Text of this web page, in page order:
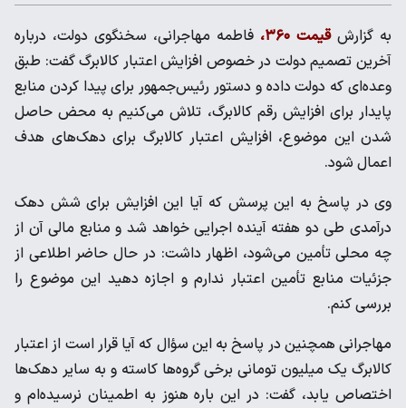
به گزارش قیمت ۳۶۰،
فاطمه مهاجرانی، سخنگوی دولت، درباره
آخرین تصمیم دولت در خصوص افزایش اعتبار کالابرگ گفت: طبق
وعده‌ای که دولت داده و دستور رئیس‌جمهور برای پیدا کردن منابع
پایدار برای افزایش رقم کالابرگ، تلاش می‌کنیم به محض حاصل
شدن این موضوع، افزایش اعتبار کالابرگ برای دهک‌های هدف
اعمال شود.
وی در پاسخ به این پرسش که آیا این افزایش برای شش دهک
درآمدی طی دو هفته آینده اجرایی خواهد شد و منابع مالی آن از
چه محلی تأمین می‌شود، اظهار داشت: در حال حاضر اطلاعی از
جزئیات منابع تأمین اعتبار ندارم و اجازه دهید این موضوع را
بررسی کنم.
مهاجرانی همچنین در پاسخ به این سؤال که آیا قرار است از اعتبار
کالابرگ یک میلیون تومانی برخی گروه‌ها کاسته و به سایر دهک‌ها
اختصاص یابد، گفت: در این باره هنوز به اطمینان نرسیده‌ام و